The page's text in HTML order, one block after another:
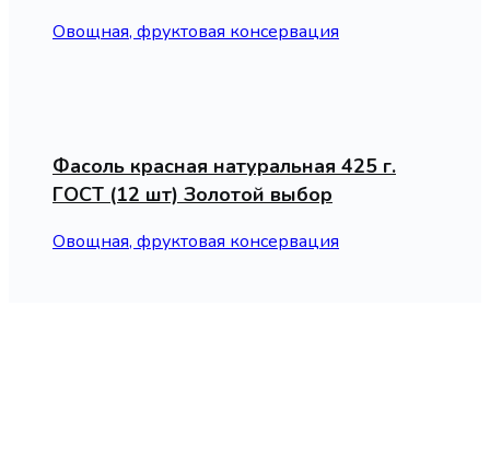
Овощная, фруктовая консервация
Фасоль красная натуральная 425 г.
ГОСТ (12 шт) Золотой выбор
Овощная, фруктовая консервация